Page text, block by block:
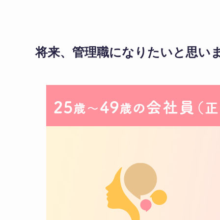
将来、管理職になりたいと思い